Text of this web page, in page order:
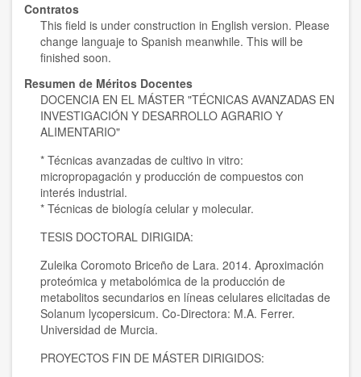
Contratos
This field is under construction in English version. Please
change languaje to Spanish meanwhile. This will be
finished soon.
Resumen de Méritos Docentes
DOCENCIA EN EL MÁSTER "TÉCNICAS AVANZADAS EN
INVESTIGACIÓN Y DESARROLLO AGRARIO Y
ALIMENTARIO"
* Técnicas avanzadas de cultivo in vitro:
micropropagación y producción de compuestos con
interés industrial.
* Técnicas de biología celular y molecular.
TESIS DOCTORAL DIRIGIDA:
Zuleika Coromoto Briceño de Lara. 2014. Aproximación
proteómica y metabolómica de la producción de
metabolitos secundarios en líneas celulares elicitadas de
Solanum lycopersicum. Co-Directora: M.A. Ferrer.
Universidad de Murcia.
PROYECTOS FIN DE MÁSTER DIRIGIDOS: